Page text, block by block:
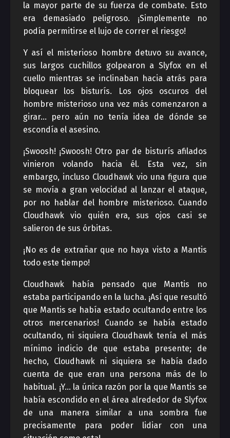
la mayor parte de su fuerza de combate. Esto
era demasiado peligroso. ¡Simplemente no
podía permitirse el lujo de correr el riesgo!
Y así el misterioso hombre detuvo su avance,
sus largos cuchillos golpearon a Slyfox en el
cuello mientras se inclinaban hacia atrás para
bloquear los bisturís. Los ojos oscuros del
hombre misterioso una vez más comenzaron a
girar… pero aún no tenía idea de dónde se
escondía el asesino.
¡Swoosh! ¡Swoosh! Otro par de bisturís afilados
vinieron volando hacia él. Esta vez, sin
embargo, incluso Cloudhawk vio una figura que
se movía a gran velocidad al lanzar el ataque,
por no hablar del hombre misterioso. Cuando
Cloudhawk vio quién era, sus ojos casi se
salieron de sus órbitas.
¡No es de extrañar que no haya visto a Mantis
todo este tiempo!
Cloudhawk había pensado que Mantis no
estaba participando en la lucha. ¡Así que resultó
que Mantis se había estado ocultando entre los
otros mercenarios! Cuando se había estado
ocultando, ni siquiera Cloudhawk tenía el más
mínimo indicio de que estaba presente; de
hecho, Cloudhawk ni siquiera se había dado
cuenta de que eran una persona más de lo
habitual. ¡Y… la única razón por la que Mantis se
había escondido en el área alrededor de Slyfox
de una manera similar a una sombra fue
precisamente para poder lidiar con una